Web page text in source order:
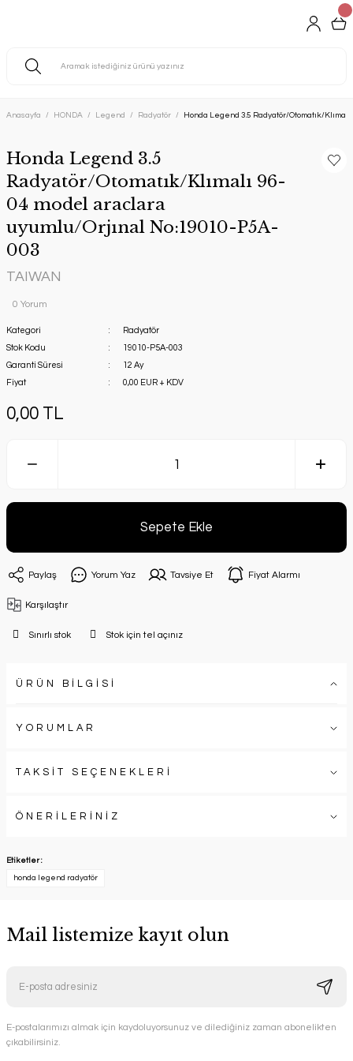
Anasayfa HONDA Legend Radyatör Honda Legend 3.5 Radyatör/Otomatık/
Honda Legend 3.5
Radyatör/Otomatık/Klımalı 96-
04 model araclara
uyumlu/Orjınal No:19010-P5A-
003
TAIWAN
0 Yorum
Kategori
Radyatör
Stok Kodu
19010-P5A-003
Garanti Süresi
12 Ay
Fiyat
0,00 EUR + KDV
0,00 TL
Sepete Ekle
Paylaş Yorum Yaz Tavsiye Et Fiyat Alarmı
Karşılaştır
Sınırlı stok Stok için tel açınız
ÜRÜN BİLGİSİ
YORUMLAR
TAKSİT SEÇENEKLERİ
ÖNERİLERİNİZ
Etiketler :
honda legend radyatör
Mail listemize kayıt olun
E-postalarımızı almak için kaydoluyorsunuz ve dilediğiniz zaman abonelikten
çıkabilirsiniz.